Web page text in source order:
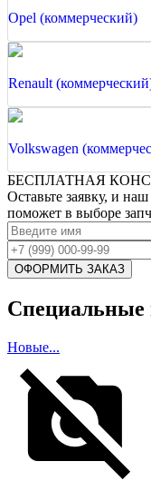
Opel (коммерческий)
Renault
Volkswagen
БЕСПЛАТНАЯ
Оставьте заявку, и
поможет в выборе
Специальные
Новые...